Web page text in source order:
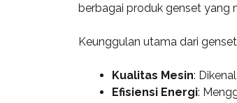
berbagai produk genset yang
Keunggulan utama dari
Kualitas Mesin:
Efisiensi Energi: